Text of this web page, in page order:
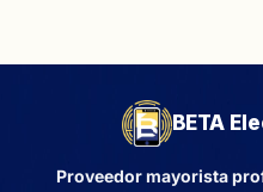
BETA
Proveedor mayorista